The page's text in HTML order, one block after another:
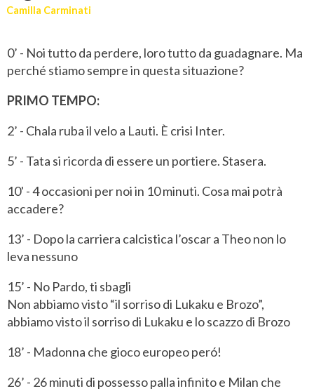
Camilla Carminati
0’ - Noi tutto da perdere, loro tutto da guadagnare. Ma
perché stiamo sempre in questa situazione?
PRIMO TEMPO:
2’ - Chala ruba il velo a Lauti. È crisi Inter.
5’ - Tata si ricorda di essere un portiere. Stasera.
10' - 4 occasioni per noi in 10 minuti. Cosa mai potrà
accadere?
13’ - Dopo la carriera calcistica l’oscar a Theo non lo
leva nessuno
15’ - No Pardo, ti sbagli
Non abbiamo visto “il sorriso di Lukaku e Brozo”,
abbiamo visto il sorriso di Lukaku e lo scazzo di Brozo
18’ - Madonna che gioco europeo peró!
26’ - 26 minuti di possesso palla infinito e Milan che